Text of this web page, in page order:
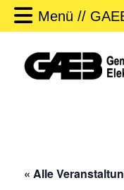
Menü //
« Alle